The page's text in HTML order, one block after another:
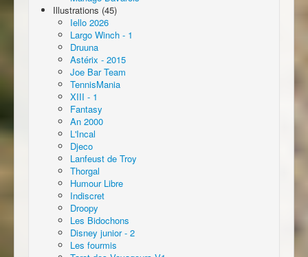
Illustrations (45)
Iello 2026
Largo Winch - 1
Druuna
Astérix - 2015
Joe Bar Team
TennisMania
XIII - 1
Fantasy
An 2000
L'Incal
Djeco
Lanfeust de Troy
Thorgal
Humour Libre
Indiscret
Droopy
Les Bidochons
Disney junior - 2
Les fourmis